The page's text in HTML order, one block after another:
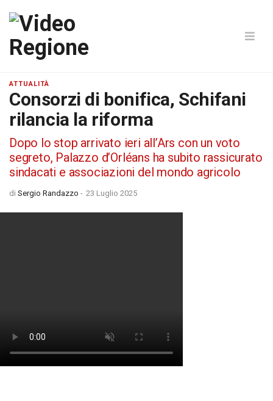
ATTUALITÀ
Consorzi di bonifica, Schifani
rilancia la riforma
Dopo lo stop arrivato ieri all’Ars con un voto
segreto, Palazzo d’Orléans ha subito rassicurato
sindacati e associazioni del mondo agricolo
di Sergio Randazzo - 23 Luglio 2025